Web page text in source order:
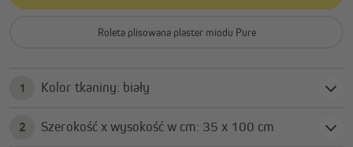
Roleta plisowana plaster miodu Pure
1 Kolor tkaniny: biały
2 Szerokość x wysokość w cm: 35 x 100 cm